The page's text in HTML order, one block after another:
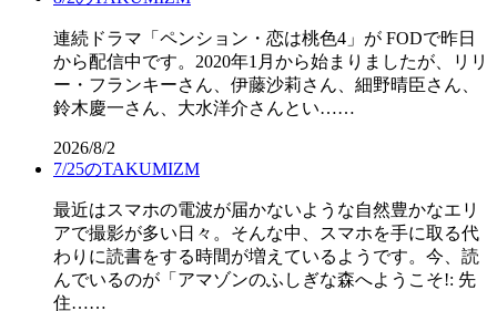
連続ドラマ「ペンション・恋は桃色4」が FODで昨日
から配信中です。2020年1月から始まりましたが、リリ
ー・フランキーさん、伊藤沙莉さん、細野晴臣さん、
鈴木慶一さん、大水洋介さんとい……
2026/8/2
7/25のTAKUMIZM
最近はスマホの電波が届かないような自然豊かなエリ
アで撮影が多い日々。そんな中、スマホを手に取る代
わりに読書をする時間が増えているようです。今、読
んでいるのが「アマゾンのふしぎな森へようこそ!: 先
住……